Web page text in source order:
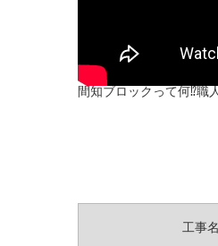
間知ブロックって何⁉職
工事名